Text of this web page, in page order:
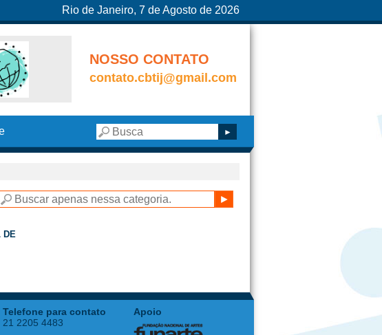
Rio de Janeiro, 7 de Agosto de 2026
NOSSO CONTATO
contato.cbtij@gmail.com
DE
Telefone para contato
21 2205 4483
Apoio